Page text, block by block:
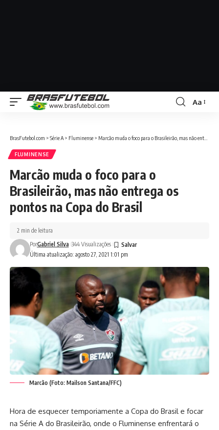
Aa
BrasFutebol.com > Série A > Fluminense > Marcão muda o foco para o Brasileirão, mas não entrega os pontos na Copa do Brasil
FLUMINENSE
Marcão muda o foco para o
Brasileirão, mas não entrega os
pontos na Copa do Brasil
Última atualização: agosto 27, 2021 1:01 pm
PorGabriel Silva 344 Visualizações
2 min de leitura
Marcão (Foto: Mailson Santana/FFC)
Hora de esquecer temporiamente a Copa do Brasil e focar
na Série A do Brasileirão, onde o Fluminense enfrentará o